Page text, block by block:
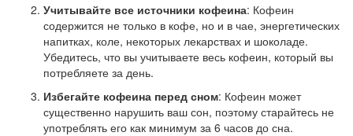
Учитывайте все источники кофеина: Кофеин
содержится не только в кофе, но и в чае, энергетических
напитках, коле, некоторых лекарствах и шоколаде.
Убедитесь, что вы учитываете весь кофеин, который вы
потребляете за день.
Избегайте кофеина перед сном: Кофеин может
существенно нарушить ваш сон, поэтому старайтесь не
употреблять его как минимум за 6 часов до сна.